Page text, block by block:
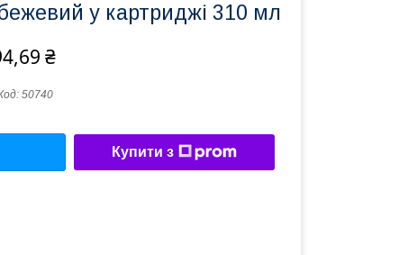
у картриджі 310 мл
₴
50740
Купити з